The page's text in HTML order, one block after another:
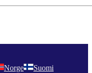
Norge Suomi